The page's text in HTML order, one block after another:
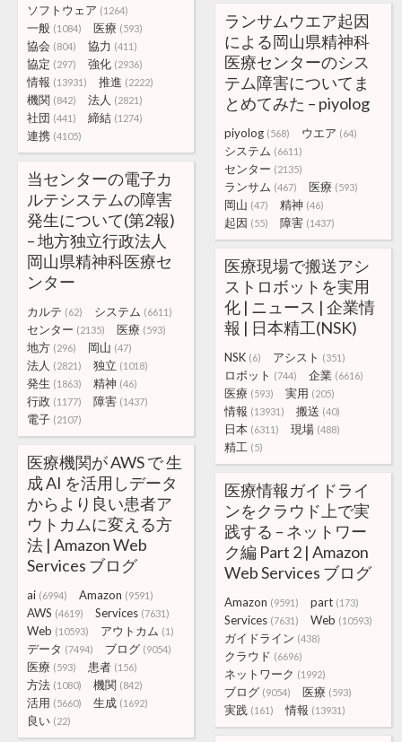
ソフトウェア (1264)
一般 (1084) 医療 (593)
協会 (804) 協力 (411)
協定 (297) 強化 (2936)
情報 (13931) 推進 (2222)
機関 (842) 法人 (2821)
社団 (441) 締結 (1274)
連携 (4105)
ランサムウエア起因
による岡山県精神科
医療センターのシス
テム障害についてま
とめてみた – piyolog
piyolog (568) ウエア (64)
システム (6611)
センター (2135)
ランサム (467) 医療 (593)
岡山 (47) 精神 (46)
起因 (55) 障害 (1437)
当センターの電子カ
ルテシステムの障害
発生について(第2報)
– 地方独立行政法人
岡山県精神科医療セ
ンター
カルテ (62) システム (6611)
センター (2135) 医療 (593)
地方 (296) 岡山 (47)
法人 (2821) 独立 (1018)
発生 (1863) 精神 (46)
行政 (1177) 障害 (1437)
電子 (2107)
医療現場で搬送アシ
ストロボットを実用
化 | ニュース | 企業情
報 | 日本精工(NSK)
NSK (6) アシスト (351)
ロボット (744) 企業 (6616)
医療 (593) 実用 (205)
情報 (13931) 搬送 (40)
日本 (6311) 現場 (488)
精工 (5)
医療機関が AWS で 生
成 AI を活用しデータ
からより良い患者ア
ウトカムに変える方
法 | Amazon Web
Services ブログ
ai (6994) Amazon (9591)
AWS (4619) Services (7631)
Web (10593) アウトカム (1)
データ (7494) ブログ (9054)
医療 (593) 患者 (156)
方法 (1080) 機関 (842)
活用 (5660) 生成 (1692)
良い (22)
医療情報ガイドライ
ンをクラウド上で実
践する – ネットワー
ク編 Part 2 | Amazon
Web Services ブログ
Amazon (9591) part (173)
Services (7631) Web (10593)
ガイドライン (438)
クラウド (6696)
ネットワーク (1992)
ブログ (9054) 医療 (593)
実践 (161) 情報 (13931)